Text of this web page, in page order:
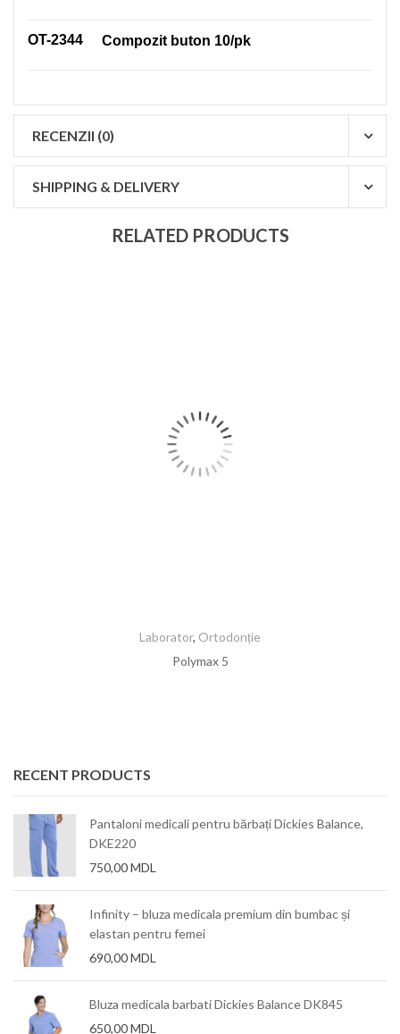
OT-2344 Compozit buton 10/pk
RECENZII (0)
SHIPPING & DELIVERY
RELATED PRODUCTS
Laborator, Ortodonție
Polymax 5
RECENT PRODUCTS
Pantaloni medicali pentru bărbați Dickies Balance,
DKE220
750,00MDL
Infinity – bluza medicala premium din bumbac și
elastan pentru femei
690,00MDL
Bluza medicala barbati Dickies Balance DK845
650,00MDL